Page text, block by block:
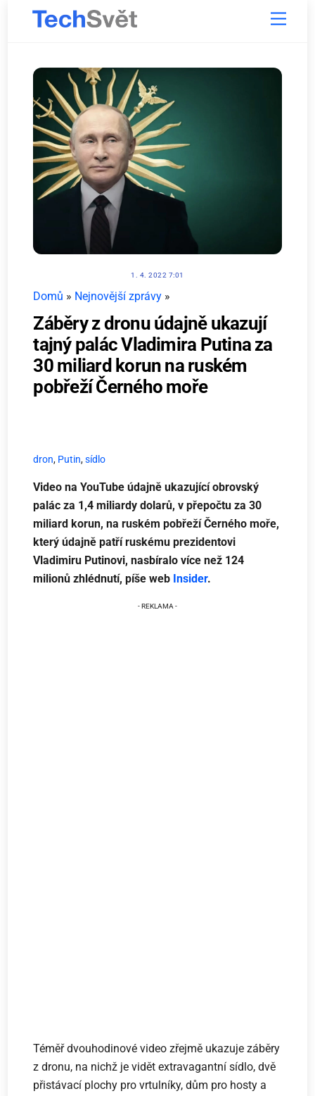
Menu
1. 4. 2022 7:01
Domů » Nejnovější zprávy »
Záběry z dronu údajně ukazují
tajný palác Vladimira Putina za
30 miliard korun na ruském
pobřeží Černého moře
dron, Putin,sídlo
Video na YouTube údajně ukazující obrovský
palác za 1,4 miliardy dolarů, v přepočtu za 30
miliard korun, na ruském pobřeží Černého moře,
který údajně patří ruskému prezidentovi
Vladimiru Putinovi, nasbíralo více než 124
milionů zhlédnutí, píše web Insider.
Téměř dvouhodinové video zřejmě ukazuje záběry
z dronu, na nichž je vidět extravagantní sídlo, dvě
přistávací plochy pro vrtulníky, dům pro hosty a